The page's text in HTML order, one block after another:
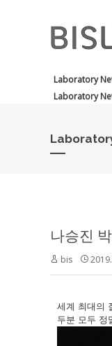
Laboratory
Laboratory
나승진
bis
세계 최대의
두분 모두 정